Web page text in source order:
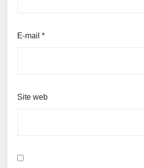
E-mail *
Site web